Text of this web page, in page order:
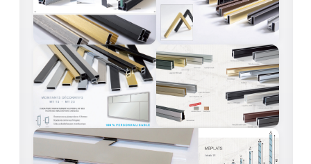
CONSEILS / AIDE
A PROPOS DE LA LIVRAISON
COMPTE PRO
MON PANIER
PLAN DU SITE